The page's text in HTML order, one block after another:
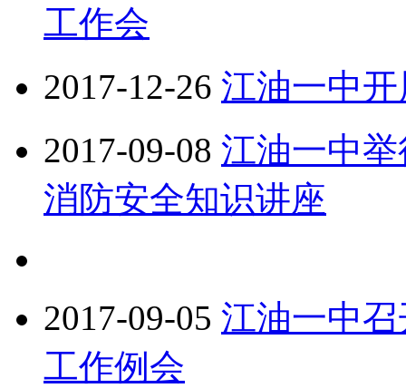
工作会
2017-12-26 江油一中
2017-09-08 江油一中
消防安全知识讲座
2017-09-05 江油一中
工作例会